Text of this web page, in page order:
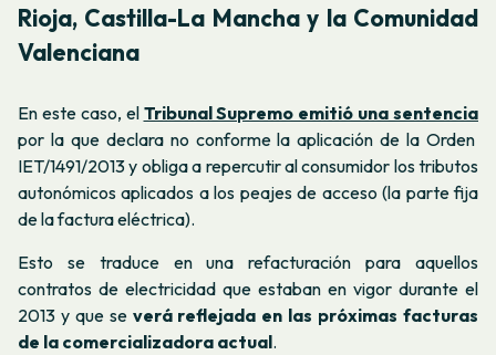
Rioja, Castilla-La Mancha y la Comunidad
Valenciana
En este caso, el Tribunal Supremo emitió una sentencia
por la que declara no conforme la aplicación de laOrden
IET/1491/2013y obliga a repercutir al consumidor los tributos
autonómicos aplicados a los peajes de acceso (la parte fija
de la factura eléctrica).
Esto se traduce en una refacturación para aquellos
contratos de electricidad que estaban en vigor durante el
2013 y que severá reflejada en las próximas facturas
de la comercializadora actual.